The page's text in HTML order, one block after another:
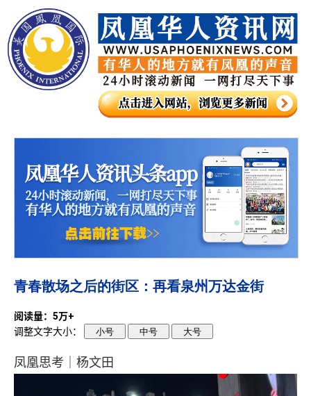
青春散场之后的街区：再看泉州万达金街
阅读量：5万+
调整文字大小：
小号 中号 大号
凤凰思考｜杨文田